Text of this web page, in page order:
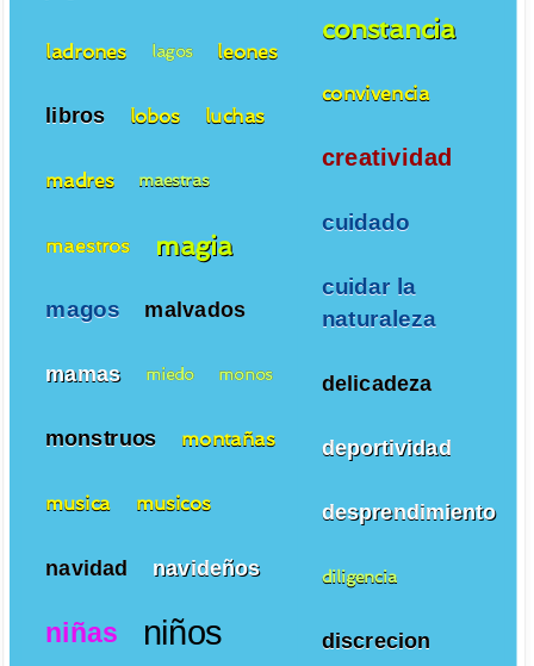
constancia
convivencia
creatividad
cuidado
cuidar la
naturaleza
delicadeza
deportividad
desprendimiento
diligencia
discrecion
ladrones lagos leones
libros lobos luchas
madres maestras
maestros magia
magos malvados
mamas miedo monos
monstruos montañas
musica musicos
navidad navideños
niñas niños